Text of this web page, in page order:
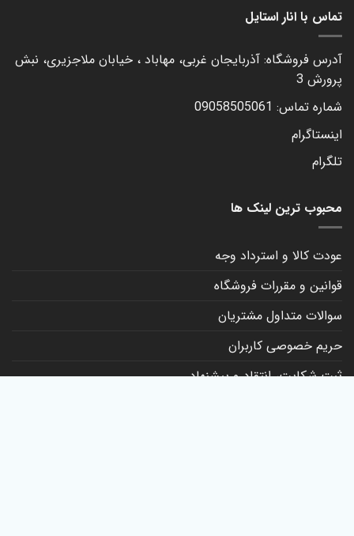
تماس با انار استایل
آدرس فروشگاه: آذربایجان غربی، مهاباد ، خیابان ملاجزیری، نبش
پرورش 3
شماره تماس: 09058505061
اینستاگرام
تلگرام
محبوب ترین لینک ها
عودت کالا و استرداد وجه
قوانین و مقررات فروشگاه
سوالات متداول مشتریان
حریم خصوصی کاربران
ثبت شکایت، انتقاد و پیشنهاد